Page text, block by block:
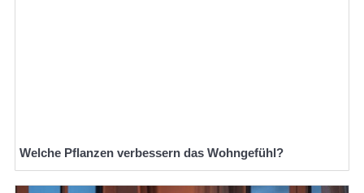
Welche Pflanzen verbessern das Wohngefühl?